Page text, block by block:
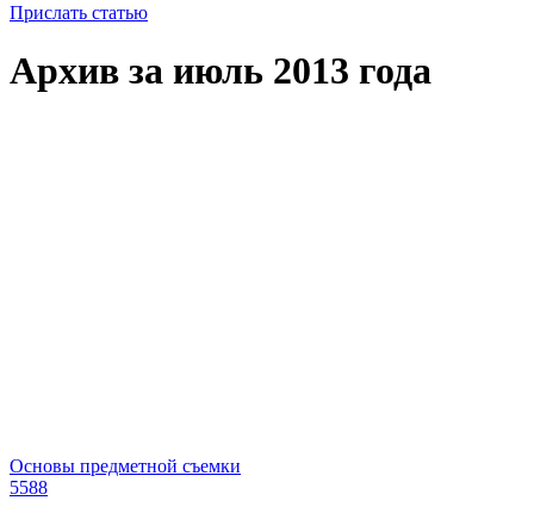
Прислать статью
Архив за июль 2013 года
Основы предметной съемки
5588